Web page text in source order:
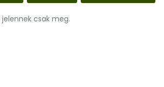
csak meg.